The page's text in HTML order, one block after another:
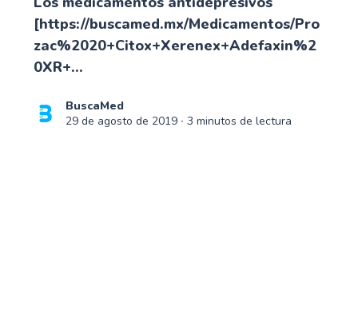
[https://buscamed.mx/Medicamentos/Pro
zac%2020+Citox+Xerenex+Adefaxin%2
0XR+...
BuscaMed
29 de agosto de 2019 ∙ 3 minutos de lectura